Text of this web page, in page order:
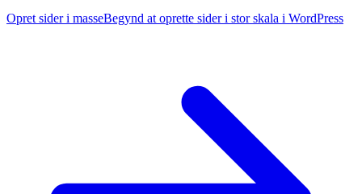
Opret sider i masseBegynd at oprette sider i stor skala i WordPress